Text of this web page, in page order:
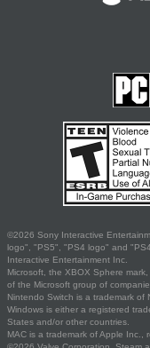
©2026 Sony Interactive
logo", "PS5", "PS4 logo" and
Interactive Entertainment Inc.
Microsoft, the XBOX Sphere
of the Microsoft group of
Nintendo Switch is a trademark of
Windows is either a registered
States and/or other countries.
MAC is a trademark of Apple Inc.,